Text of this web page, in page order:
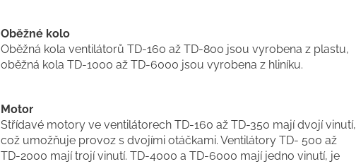
Oběžné kolo
Oběžná kola ventilátorů TD-160 až TD-800 jsou vyrobena z plastu,
oběžná kola TD-1000 až TD-6000 jsou vyrobena z hliníku.
Motor
Střídavé motory ve ventilátorech TD-160 až TD-350 mají dvojí vinutí,
což umožňuje provoz s dvojími otáčkami. Ventilátory TD- 500 až
TD-2000 mají trojí vinutí. TD-4000 a TD-6000 mají jedno vinutí, je